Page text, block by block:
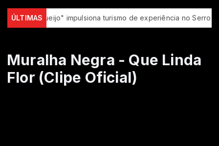
ÚLTIMAS
do Queijo" impulsiona turismo de experiência no Serro (MG)
Muralha Negra - Que Linda
Flor (Clipe Oficial)